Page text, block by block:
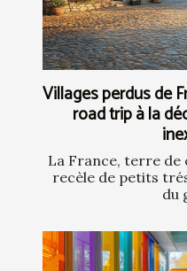
Villages perdus de
road trip à la
La France, terre
recèle de petits
du